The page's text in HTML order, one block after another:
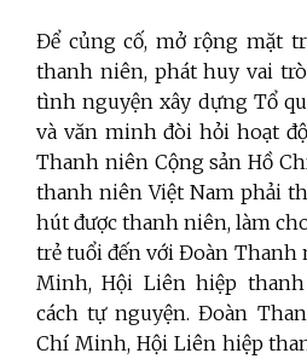
Để củng cố, mở rộng mặt
thanh niên, phát huy vai
tình nguyện xây dựng Tổ
và văn minh đòi hỏi hoạt
Thanh niên Cộng sản Hồ
thanh niên Việt Nam phải
hút được thanh niên, làm
trẻ tuổi đến với Đoàn Thanh
Minh, Hội Liên hiệp
cách tự nguyện. Đoàn
Chí Minh, Hội Liên hiệp